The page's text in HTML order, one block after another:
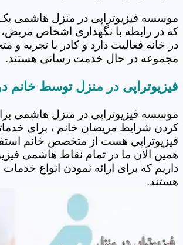
موسسه فیزیوتراپی در منزل هاشمی یک
که در رابطه با نگهداری اشخاص
در خانه فعالیت دارد و کادر با تجربه و
مجموعه در حال خدمت رسانی هستند.
فیزیوتراپی در منزل توسط خانم
موسسه فیزیوتراپی در منزل هاشمی
کردن شرایط مریضان خانم ، برای
فیزیوتراپی هست از متخصص خانم
همین الان ما در تمام نقاط هاشمی
داریم که برای ارائه نمودن انواع خدمات
هستند.